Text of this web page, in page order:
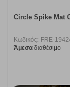
Circle Spike Mat
Κωδικός: FRE-
Άμεσα διαθέσιμο